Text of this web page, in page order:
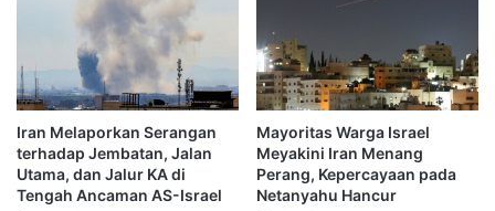
Iran Melaporkan Serangan
terhadap Jembatan, Jalan
Utama, dan Jalur KA di
Tengah Ancaman AS-Israel
Mayoritas Warga Israel
Meyakini Iran Menang
Perang, Kepercayaan pada
Netanyahu Hancur